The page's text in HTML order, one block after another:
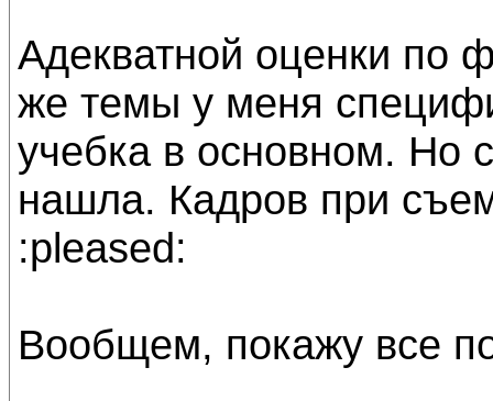
Адекватной оценки по
же темы у меня
учебка в основном. Но
нашла. Кадров при
:pleased:
Вообщем, покажу все